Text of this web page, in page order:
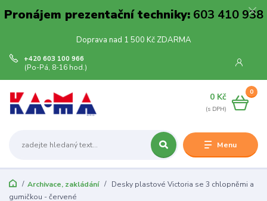
Pronájem prezentační techniky:603 410 938
Doprava nad 1 500 Kč ZDARMA
Menu
+420 603 100 966
(Po-Pá, 8-16 hod.)
0
0 Kč
Archivace, zakládání
Desky plastové Victoria se 3 chlopněmi a
gumičkou - červené